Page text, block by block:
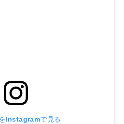
Instagramで見る